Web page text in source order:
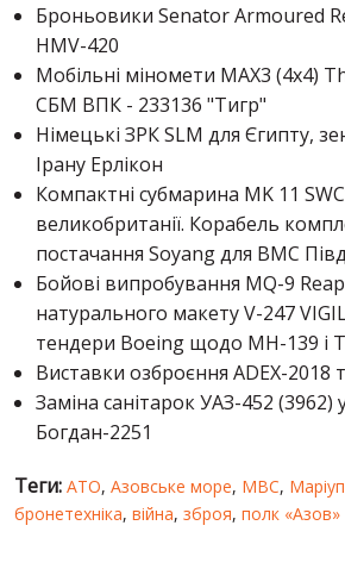
Броньовики Senator Armoured
HMV-420
Мобільні міномети MAX3 (4х4)
СБМ ВПК - 233136 "Тигр"
Німецькі ЗРК SLM для Єгипту,
Ірану Ерлікон
Компактні субмарина MK 11
великобританії. Корабель
постачання Soyang для ВМС
Бойові випробування MQ-9
натурального макету V-247
тендери Boeing щодо МН-139 і
Виставки озброєння ADEX-2018
Заміна санітарок УАЗ-452
Богдан-2251
Теги: АТО, Азовське море, МВС,
бронетехніка, війна, зброя, полк «Азов»